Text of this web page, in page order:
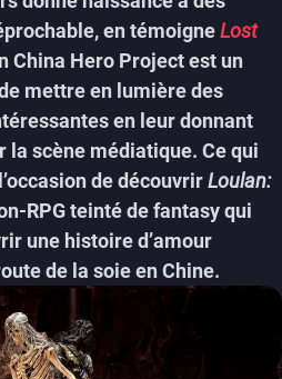
en témoigneLost
China Hero Project est un
mettre en lumière des
en leur donnant
la scène médiatique. Ce qui
de découvrirLoulan:
RPG teinté de fantasy qui
une histoire d’amour
de la soie en Chine.